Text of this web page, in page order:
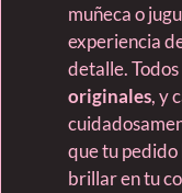
muñeca o
experiencia
detalle.
originales, y
que tu
brillar en tu